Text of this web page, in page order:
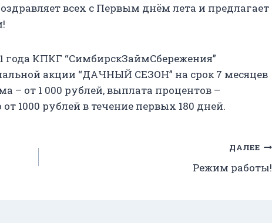
всех с Первым днём лета и предлагает
года КПКГ “СимбирскЗаймСбережения”
акции “ДАЧНЫЙ СЕЗОН” на срок 7 месяцев
– от 1 000 рублей, выплата процентов –
1000 рублей в течение первых 180 дней.
ДАЛЕЕ
Режим работы!